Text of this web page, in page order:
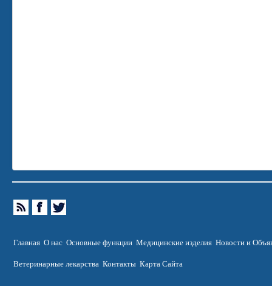
Главная О нас Основные функции Медицинские изделия Новости и
Ветеринарные лекарства Контакты Карта Сайта